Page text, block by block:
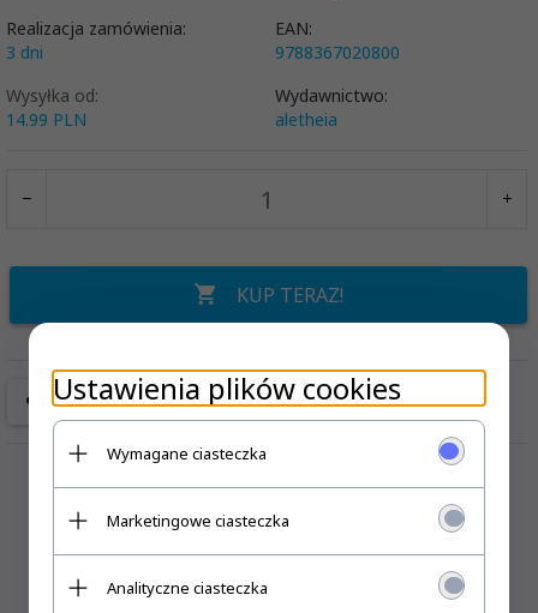
Realizacja zamówienia:
3 dni
EAN:
9788367020800
Wysyłka od:
14.99 PLN
Wydawnictwo:
aletheia
KUP TERAZ!
OPIS PRODUKTU
Ustawienia plików cookies
Wymagane ciasteczka
Marketingowe ciasteczka
Analityczne ciasteczka